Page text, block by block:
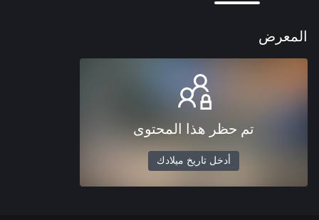
المعرض
تم حظر هذا المحتوى
أدخل تاريخ ميلادك